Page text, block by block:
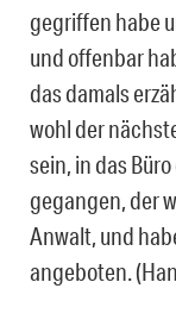
gegriffen habe
und offenbar
das damals
wohl der
sein, in das
gegangen, der
Anwalt, und
angeboten.